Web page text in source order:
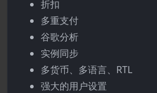
折扣
多重支付
谷歌分析
实例同步
多货币、多语言、RTL
强大的用户设置